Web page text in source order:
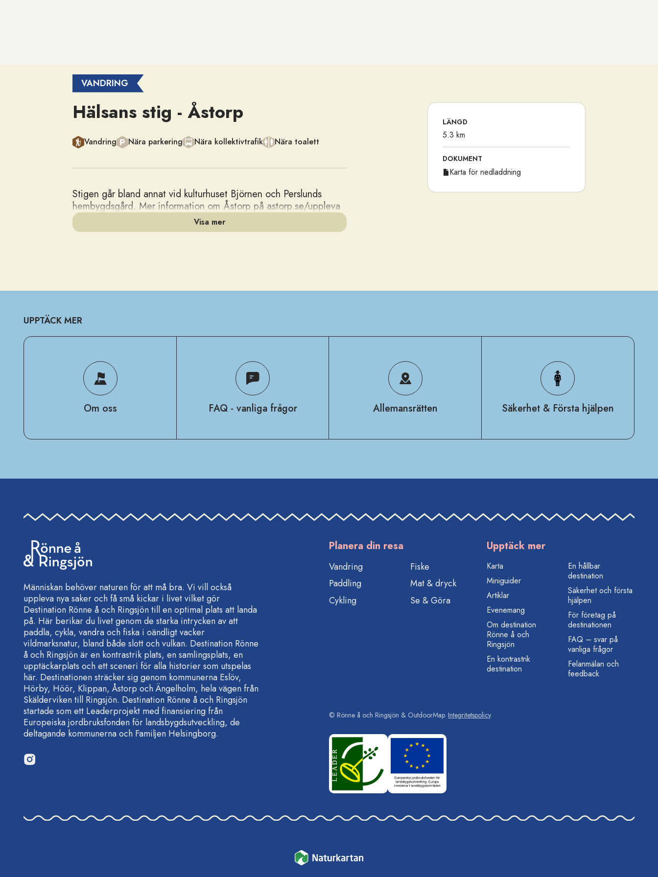
VANDRING
Hälsans stig - Åstorp
Kategori
Vandring Nära parkering Nära kollektivtrafik Nära toalett
Stigen går bland annat vid kulturhuset Björnen och Perslunds
hembygdsgård. Mer information om Åstorp på astorp.se/uppleva
Visa mer
LÄNGD
5.3 km
DOKUMENT
Karta för nedladdning
UPPTÄCK MER
Om oss FAQ - vanliga frågor Allemansrätten Säkerhet & Första hjälpen
Människan behöver naturen för att må bra. Vi vill också
uppleva nya saker och få små kickar i livet vilket gör
Destination Rönne å och Ringsjön till en optimal plats att landa
på. Här berikar du livet genom de starka intrycken av att
paddla, cykla, vandra och fiska i oändligt vacker
vildmarksnatur, bland både slott och vulkan. Destination Rönne
å och Ringsjön är en kontrastrik plats, en samlingsplats, en
upptäckarplats och ett sceneri för alla historier som utspelas
här. Destinationen sträcker sig genom kommunerna Eslöv,
Hörby, Höör, Klippan, Åstorp och Ängelholm, hela vägen från
Skälderviken till Ringsjön. Destination Rönne å och Ringsjön
startade som ett Leaderprojekt med finansiering från
Europeiska jordbruksfonden för landsbygdsutveckling, de
deltagande kommunerna och Familjen Helsingborg.
Planera din resa
Vandring
Paddling
Cykling
Fiske
Mat & dryck
Se & Göra
Upptäck mer
Karta
Miniguider
Artiklar
Evenemang
Om destination
Rönne å och
Ringsjön
En kontrastrik
destination
En hållbar
destination
Säkerhet och första
hjälpen
För företag på
destinationen
FAQ – svar på
vanliga frågor
Felanmälan och
feedback
© Rönne å och Ringsjön & OutdoorMap. Integritetspolicy.